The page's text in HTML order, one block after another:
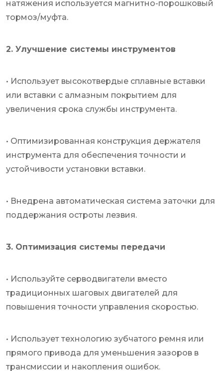
натяжения используется магнитно-порошковый
тормоз/муфта.
2. Улучшение системы инструментов
• Использует высокотвердые сплавные вставки
или вставки с алмазным покрытием для
увеличения срока службы инструмента.
• Оптимизированная конструкция держателя
инструмента для обеспечения точности и
устойчивости установки вставки.
• Внедрена автоматическая система заточки для
поддержания остроты лезвия.
3. Оптимизация системы передачи
• Используйте серводвигатели вместо
традиционных шаговых двигателей для
повышения точности управления скоростью.
• Использует технологию зубчатого ремня или
прямого привода для уменьшения зазоров в
трансмиссии и накопления ошибок.